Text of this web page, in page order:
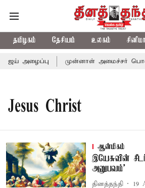
தமிழகம் தேசியம் உலகம் சினிமா
அழைப்பு முன்னாள் அமைச்சர்
Jesus Christ
ஆன்மிகம்
இயேசுவின்
அனுபவம்’
தினத்தந்தி 19